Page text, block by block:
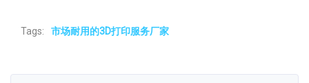
Tags: 市场耐用的3D打印服务厂家